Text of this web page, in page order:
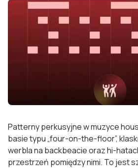
Patterny perkusyjne w muzyce
basie typu „four-on-the-floor”,
werbla na backbeacie oraz hi-
przestrzeń pomiędzy nimi. To jest